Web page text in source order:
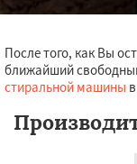
После того, как Вы
ближайший
стиральной машины